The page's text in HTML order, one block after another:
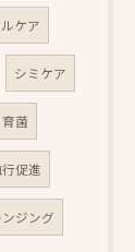
ケア
シミケア
育菌
行促進
ジング